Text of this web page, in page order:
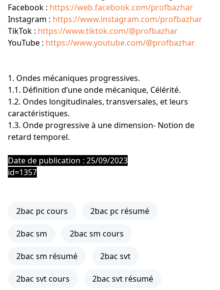
Facebook : https://web.facebook.com/profbazhar
Instagram : https://www.instagram.com/profbazhar
TikTok : https://www.tiktok.com/@profbazhar
YouTube : https://www.youtube.com/@profbazhar
1. Ondes mécaniques progressives.
1.1. Définition d’une onde mécanique, Célérité.
1.2. Ondes longitudinales, transversales, et leurs
caractéristiques.
1.3. Onde progressive à une dimension- Notion de
retard temporel.
Date de publication : 25/09/2023
id=1357
2bac pc cours 2bac pc résumé
2bac sm 2bac sm cours
2bac sm résumé 2bac svt
2bac svt cours 2bac svt résumé